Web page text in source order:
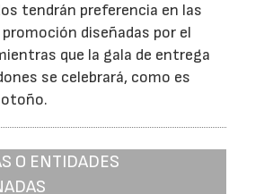
tendrán preferencia en las
diseñadas por el
que la gala de entrega
se celebrará, como es
O ENTIDADES